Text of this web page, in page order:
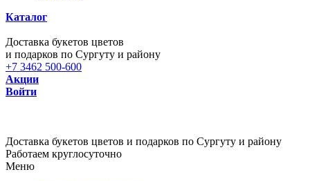
Каталог
Доставка букетов цветов
и подарков по Сургуту и району
+7 3462 500-600
Акции
Войти
Доставка букетов цветов и подарков по Сургуту и району
Работаем круглосуточно
Меню